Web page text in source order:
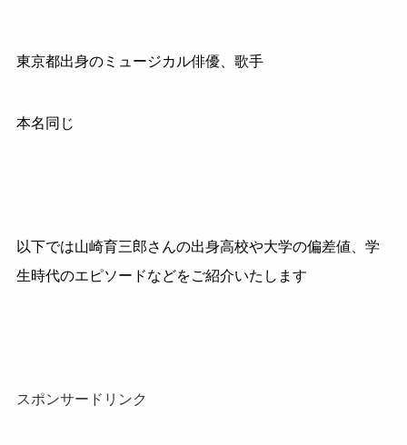
東京都出身のミュージカル俳優、歌手
本名同じ
以下では山崎育三郎さんの出身高校や大学の偏差値、学
生時代のエピソードなどをご紹介いたします
スポンサードリンク